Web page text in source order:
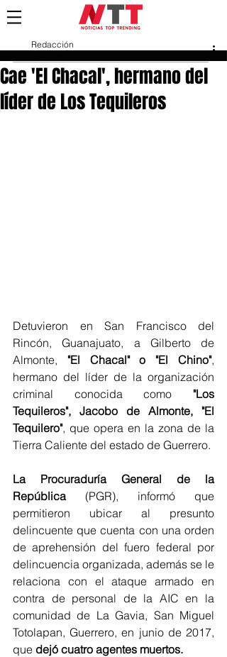
Cae 'El Chacal', hermano del
líder de Los Tequileros
Redacción
Detuvieron en San Francisco del
Rincón, Guanajuato, a Gilberto de
Almonte, "El Chacal" o "El Chino",
hermano del líder de la organización
criminal conocida como "Los
Tequileros", Jacobo de Almonte, "El
Tequilero", que opera en la zona de la
Tierra Caliente del estado de Guerrero.
La Procuraduría General de la
República (PGR), informó que
permitieron ubicar al presunto
delincuente que cuenta con una orden
de aprehensión del fuero federal por
delincuencia organizada, además se le
relaciona con el ataque armado en
contra de personal de la AIC en la
comunidad de La Gavia, San Miguel
Totolapan, Guerrero, en junio de 2017,
que dejó cuatro agentes muertos.